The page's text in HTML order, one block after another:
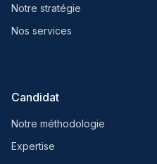
Notre stratégie
Nos services
Candidat
Notre méthodologie
Expertise